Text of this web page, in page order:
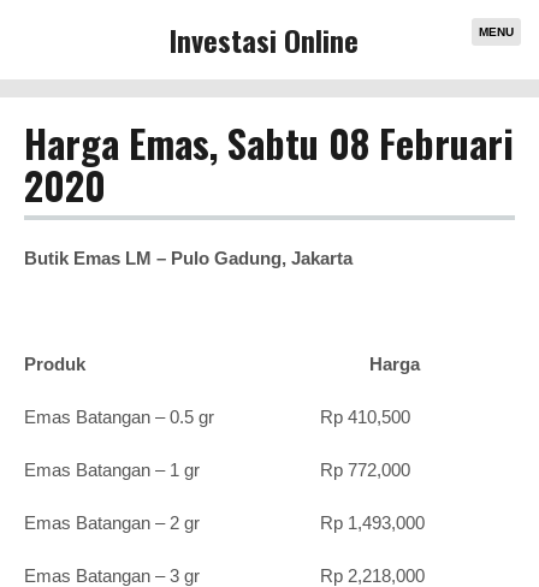
MENU
Investasi Online
Harga Emas, Sabtu 08 Februari
2020
Butik Emas LM – Pulo Gadung, Jakarta
Produk Harga
Emas Batangan – 0.5 gr Rp 410,500
Emas Batangan – 1 gr Rp 772,000
Emas Batangan – 2 gr Rp 1,493,000
Emas Batangan – 3 gr Rp 2,218,000